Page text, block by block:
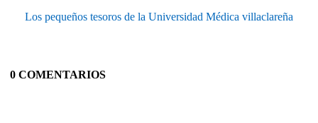
Los pequeños tesoros de la Universidad Médica villaclareña
0 COMENTARIOS